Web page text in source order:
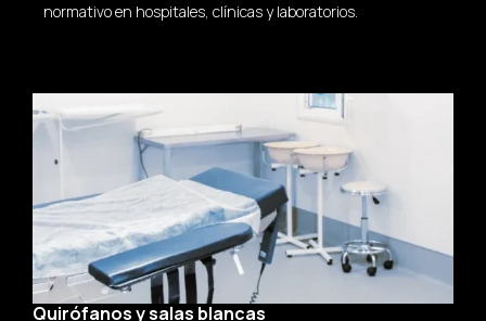
normativo en hospitales, clínicas y laboratorios.
Quirófanos y salas blancas